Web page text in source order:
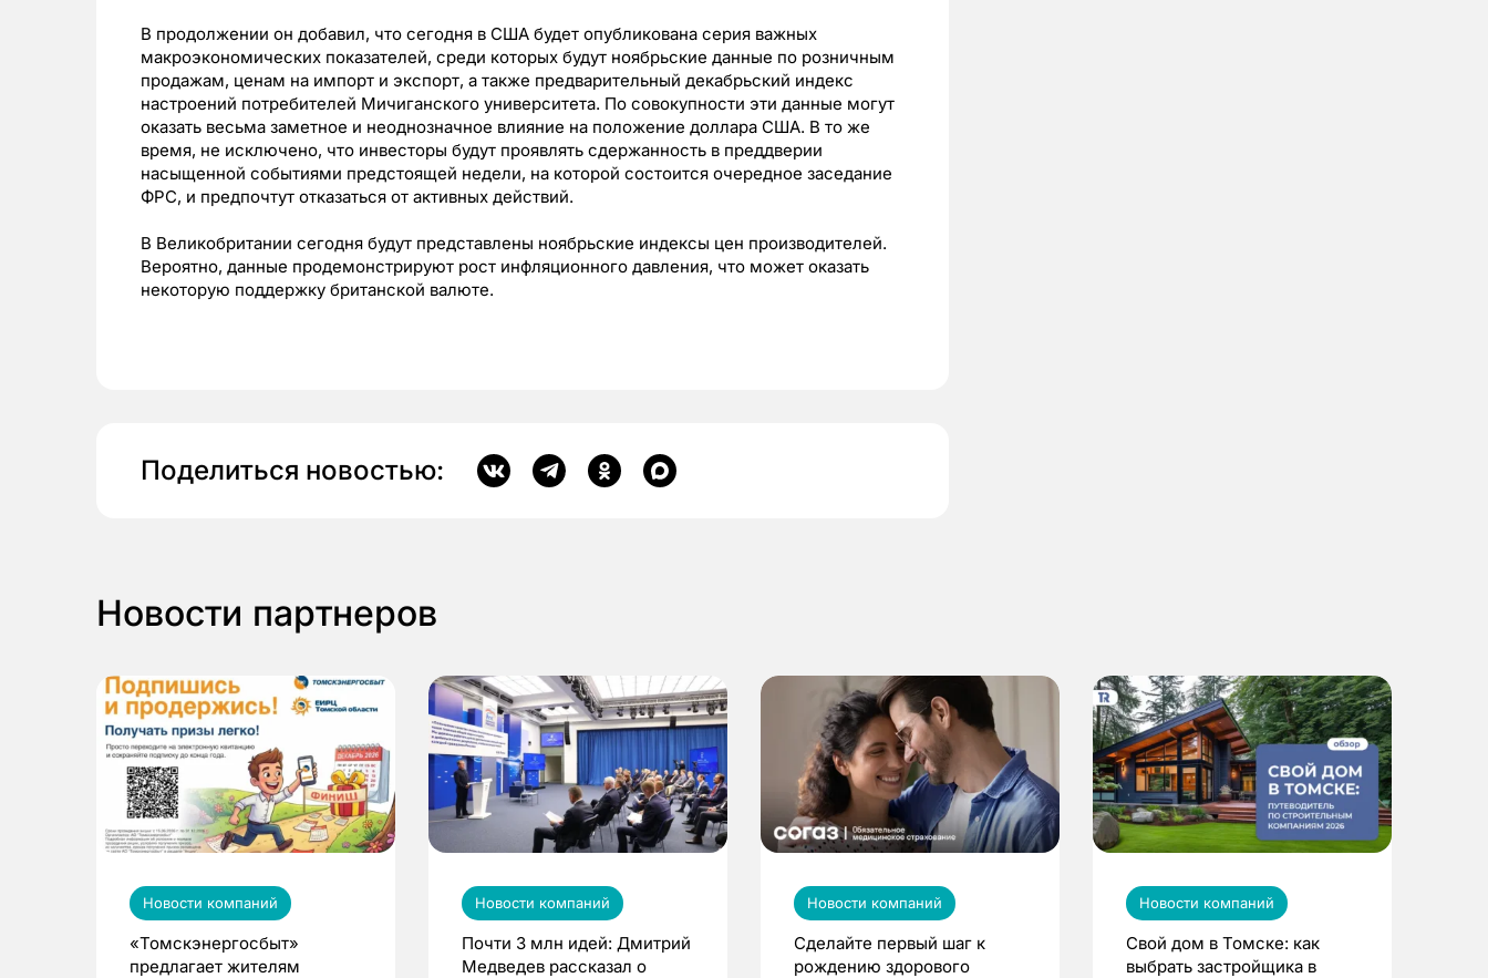
В продолжении он добавил, что сегодня в США будет опубликована серия важных
макроэкономических показателей, среди которых будут ноябрьские данные по розничным
продажам, ценам на импорт и экспорт, а также предварительный декабрьский индекс
настроений потребителей Мичиганского университета. По совокупности эти данные могут
оказать весьма заметное и неоднозначное влияние на положение доллара США. В то же
время, не исключено, что инвесторы будут проявлять сдержанность в преддверии
насыщенной событиями предстоящей недели, на которой состоится очередное заседание
ФРС, и предпочтут отказаться от активных действий.
В Великобритании сегодня будут представлены ноябрьские индексы цен производителей.
Вероятно, данные продемонстрируют рост инфляционного давления, что может оказать
некоторую поддержку британской валюте.
Поделиться новостью:
Новости партнеров
Новости компаний
«Томскэнергосбыт»
предлагает жителям
Новости компаний
Почти 3 млн идей: Дмитрий
Медведев рассказал о
Новости компаний
Сделайте первый шаг к
рождению здорового
Новости компаний
Свой дом в Томске: как
выбрать застройщика в